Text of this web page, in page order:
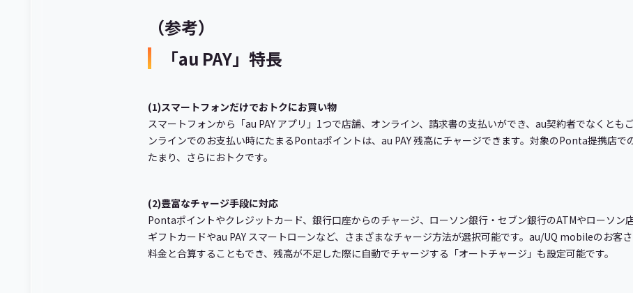
（参考）
「au PAY」特長
(1)スマートフォンだけでおトクにお買い物
スマートフォンから「au PAY アプリ」1つで店舗、オンライン、請求書の支払いができ、au契約者でなくとも
ンラインでのお支払い時にたまるPontaポイントは、au PAY 残高にチャージできます。対象のPonta提携店で
たまり、さらにおトクです。
(2)豊富なチャージ手段に対応
Pontaポイントやクレジットカード、銀行口座からのチャージ、ローソン銀行・セブン銀行のATMやローソン
ギフトカードやau PAY スマートローンなど、さまざまなチャージ方法が選択可能です。au/UQ mobileのお客
料金と合算することもでき、残高が不足した際に自動でチャージする「オートチャージ」も設定可能です。